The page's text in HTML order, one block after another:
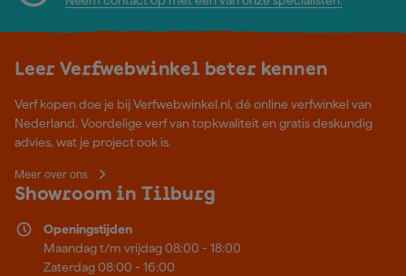
Leer Verfwebwinkel beter kennen
Verf kopen doe je bij Verfwebwinkel.nl, dé online verfwinkel van
Nederland. Voordelige verf van topkwaliteit en gratis deskundig
advies, wat je project ook is.
Meer over ons
Showroom in Tilburg
Openingstijden
Maandag t/m vrijdag 08:00 - 18:00
Zaterdag 08:00 - 16:00